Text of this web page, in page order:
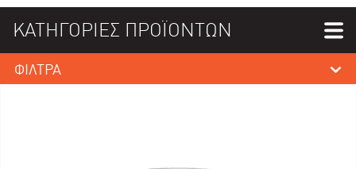
ΚΑΤΗΓΟΡΙΕΣ ΠΡΟΪΟΝΤΩΝ
ΦΙΛΤΡΑ